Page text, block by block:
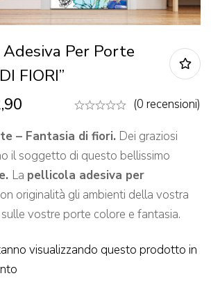
Per Porte
FIORI”
(0 recensioni)
– Fantasia di fiori. Dei graziosi
il soggetto di questo bellissimo
. La pellicola adesiva per
originalità gli ambienti della vostra
vostre porte colore e fantasia.
visualizzando questo prodotto in